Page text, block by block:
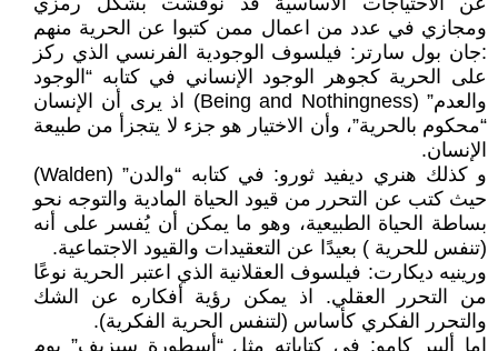
ومجازي في عدد من اعمال ممن كتبوا عن الحرية منهم
:جان بول سارتر: فيلسوف الوجودية الفرنسي الذي ركز
على الحرية كجوهر الوجود الإنساني في كتابه “الوجود
والعدم” (Being and Nothingness) اذ يرى أن الإنسان
“محكوم بالحرية”، وأن الاختيار هو جزء لا يتجزأ من طبيعة
الإنسان.
و كذلك هنري ديفيد ثورو: في كتابه “والدن” (Walden)
حيث كتب عن التحرر من قيود الحياة المادية والتوجه نحو
بساطة الحياة الطبيعية، وهو ما يمكن أن يُفسر على أنه
(تنفس للحرية ) بعيدًا عن التعقيدات والقيود الاجتماعية.
ورينيه ديكارت: فيلسوف العقلانية الذي اعتبر الحرية نوعًا
من التحرر العقلي. اذ يمكن رؤية أفكاره عن الشك
والتحرر الفكري كأساس (لتنفس الحرية الفكرية).
اما ألبير كامو: في كتاباته مثل “أسطورة سيزيف” يوم